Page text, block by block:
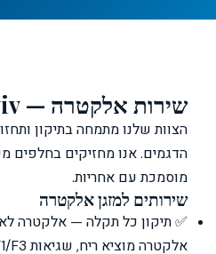
שירות אלקטרה — Clim Tel Aviv
הצוות שלנו מתמחה בתיקון
הדגמים. אנו מחזיקים בחלפים
מוסמכת עם אחריות.
שירותים למזגן אלקטרה
✅ תיקון כל תקלה — אלקטרה
אלקטרה מוציא ריח, שגיאות F1/F3